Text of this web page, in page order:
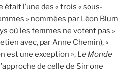
l’une des « trois « sous-
» nommées par Léon Blum
où les femmes ne votent pas »
avec, par Anne Chemin), «
est une exception », Le Monde
de celle de Simone